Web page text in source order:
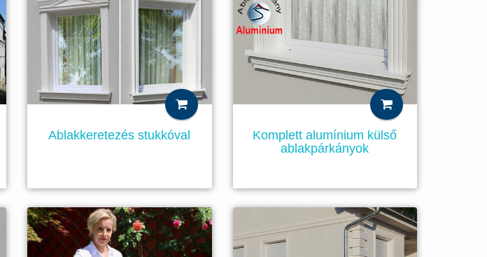
Ablakkeretezés stukkóval
Komplett alumínium külső
ablakpárkányok